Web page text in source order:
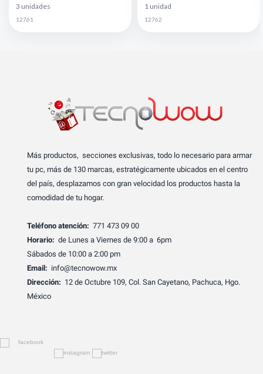
3 unidades
12761
1 unidad
12762
Más productos, secciones exclusivas, todo lo necesario para armar
tu pc, más de 130 marcas, estratégicamente ubicados en el centro
del país, desplazamos con gran velocidad los productos hasta la
comodidad de tu hogar.
Teléfono atención: 771 473 09 00
Horario: de Lunes a Viernes de 9:00 a 6pm
Sábados de 10:00 a 2:00 pm
Email: info@tecnowow.mx
Dirección: 12 de Octubre 109, Col. San Cayetano, Pachuca, Hgo.
México